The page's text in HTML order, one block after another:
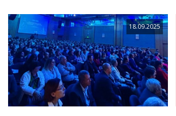
18.09.2025